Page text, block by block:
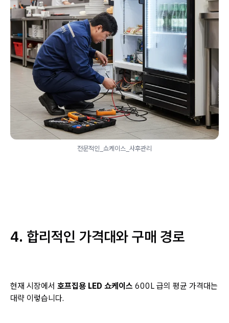
전문적인_쇼케이스_사후관리
4. 합리적인 가격대와 구매 경로
현재 시장에서 호프집용 LED 쇼케이스 600L 급의 평균 가격대는
대략 이렇습니다.